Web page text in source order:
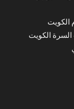
الكويت
السرة الكويت